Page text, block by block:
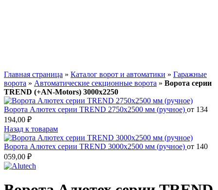
Главная страница » Каталог ворот и автоматики » Гаражные
ворота » Автоматические секционные ворота » Ворота серии
TREND (+AN‑Motors) 3000х2250
Ворота Алютех серии TREND 2750х2500 мм (ручное) от 134
194,00 ₽
Назад к товарам
Ворота Алютех серии TREND 3000х2500 мм (ручное) от 140
059,00 ₽